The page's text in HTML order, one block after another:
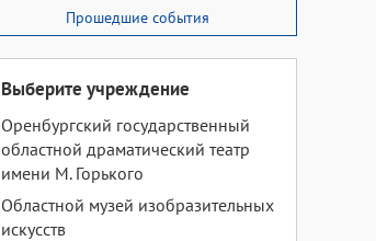
Прошедшие события
Выберите учреждение
Оренбургский государственный
областной драматический театр
имени М. Горького
Областной музей изобразительных
искусств